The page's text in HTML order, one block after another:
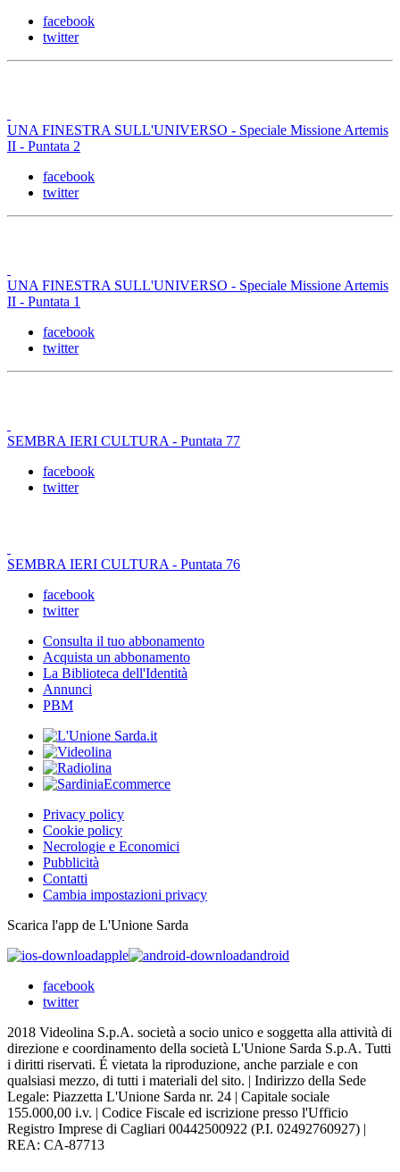
facebook
twitter
UNA FINESTRA SULL'UNIVERSO - Speciale Missione Artemis
II - Puntata 2
facebook
twitter
UNA FINESTRA SULL'UNIVERSO - Speciale Missione Artemis
II - Puntata 1
facebook
twitter
SEMBRA IERI CULTURA - Puntata 77
facebook
twitter
SEMBRA IERI CULTURA - Puntata 76
facebook
twitter
Consulta il tuo abbonamento
Acquista un abbonamento
La Biblioteca dell'Identità
Annunci
PBM
Privacy policy
Cookie policy
Necrologie e Economici
Pubblicità
Contatti
Cambia impostazioni privacy
Scarica l'app de L'Unione Sarda
apple
android
facebook
twitter
2018 Videolina S.p.A. società a socio unico e soggetta alla attività di
direzione e coordinamento della società L'Unione Sarda S.p.A. Tutti
i diritti riservati. É vietata la riproduzione, anche parziale e con
qualsiasi mezzo, di tutti i materiali del sito. | Indirizzo della Sede
Legale: Piazzetta L'Unione Sarda nr. 24 | Capitale sociale
155.000,00 i.v. | Codice Fiscale ed iscrizione presso l'Ufficio
Registro Imprese di Cagliari 00442500922 (P.I. 02492760927) |
REA: CA-87713